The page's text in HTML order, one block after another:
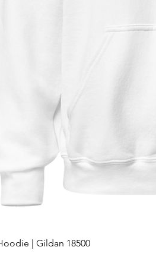
| Gildan 18500